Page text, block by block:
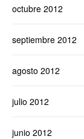
octubre 2012
septiembre 2012
agosto 2012
julio 2012
junio 2012